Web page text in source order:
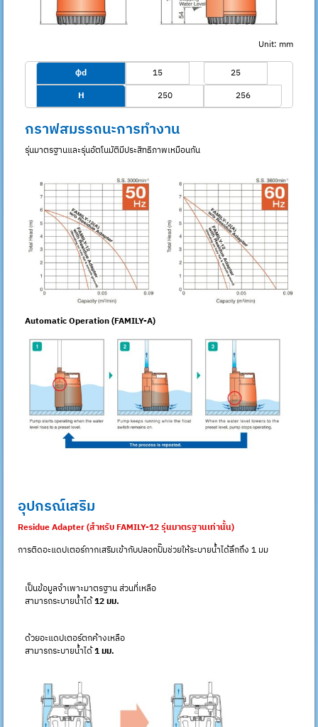
Unit: mm
ϕd
H
15
250
25
256
กราฟสมรรถนะการทำงาน
รุ่นมาตรฐานและรุ่นอัตโนมัติมีประสิทธิภาพเหมือนกัน
Automatic Operation (FAMILY-A)
อุปกรณ์เสริม
Residue Adapter (สำหรับ FAMILY-12 รุ่นมาตรฐานเท่านั้น)
การติดอะแดปเตอร์กากเสริมเข้ากับปลอกปั๊มช่วยให้ระบายน้ำได้ลึกถึง 1 มม
เป็นข้อมูลจำเพาะมาตรฐาน ส่วนที่เหลือ
สามารถระบายน้ำได้12 มม.
ด้วยอะแดปเตอร์ตกค้างเหลือ
สามารถระบายน้ำได้1 มม.